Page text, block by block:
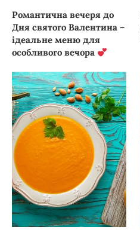
Романтична вечеря до
Дня святого Валентина –
ідеальне меню для
особливого вечора